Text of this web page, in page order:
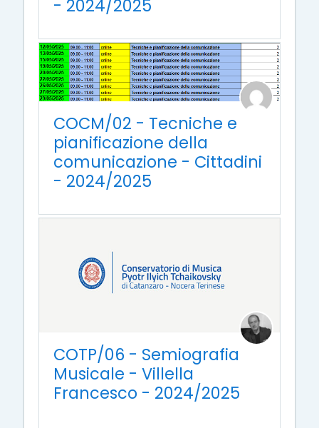
- 2024/2025
COCM/02 - Tecniche e
pianificazione della
comunicazione - Cittadini
- 2024/2025
COTP/06 - Semiografia
Musicale - Villella
Francesco - 2024/2025